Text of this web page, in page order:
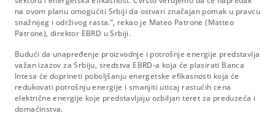
na ovom planu omogućiti Srbiji da ostvari značajan pomak u pravcu
snažnijeg i održivog rasta.”, rekao je Mateo Patrone (Matteo
Patrone), direktor EBRD u Srbiji.
Budući da unapređenje proizvodnje i potrošnje energije predstavlja
važan izazov za Srbiju, sredstva EBRD-a koja će plasirati Banca
Intesa će doprineti poboljšanju energetske efikasnosti koja će
redukovati potrošnju energije i smanjiti uticaj rastućih cena
električne energije koje predstavljaju ozbiljan teret za preduzeća i
domaćinstva.